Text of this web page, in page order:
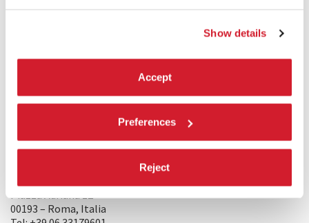
Show details
Accept
Preferences
Reject
PRODUZIONE 1: Andrea Occhipinti – Lucky Red
00161 - Roma, Italia
https://www.luckyred.it
PRODUZIONE 2: Goon Films
Tel. +39 06 23487005
segreteria@goonfilms.com
00193 – Roma, Italia